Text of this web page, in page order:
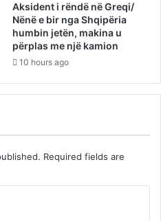
Aksident i rëndë në Greqi/
Nënë e bir nga Shqipëria
humbin jetën, makina u
përplas me një kamion
10 hours ago
Required fields are